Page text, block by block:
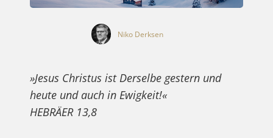
Niko Derksen
»Jesus Christus ist Derselbe gestern und
heute und auch in Ewigkeit!«
HEBRÄER 13,8